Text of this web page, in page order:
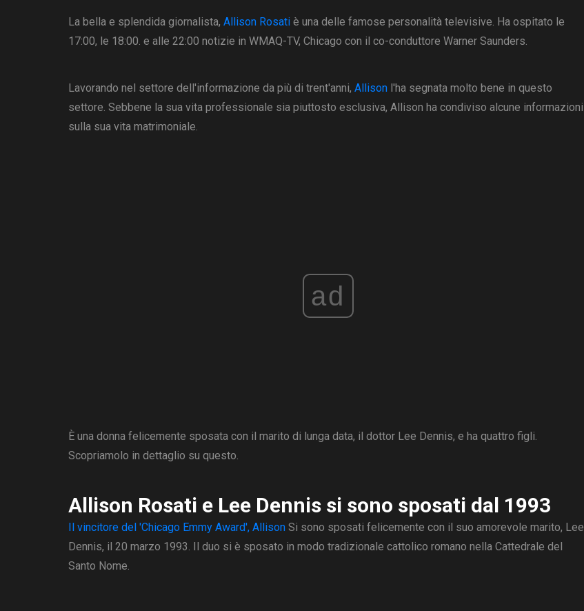
La bella e splendida giornalista, Allison Rosati è una delle famose personalità televisive. Ha ospitato le
17:00, le 18:00. e alle 22:00 notizie in WMAQ-TV, Chicago con il co-conduttore Warner Saunders.
Lavorando nel settore dell'informazione da più di trent'anni, Allison l'ha segnata molto bene in questo
settore. Sebbene la sua vita professionale sia piuttosto esclusiva, Allison ha condiviso alcune informazioni
sulla sua vita matrimoniale.
ad
È una donna felicemente sposata con il marito di lunga data, il dottor Lee Dennis, e ha quattro figli.
Scopriamolo in dettaglio su questo.
Allison Rosati e Lee Dennis si sono sposati dal 1993
Il vincitore del 'Chicago Emmy Award', Allison Si sono sposati felicemente con il suo amorevole marito, Lee
Dennis, il 20 marzo 1993. Il duo si è sposato in modo tradizionale cattolico romano nella Cattedrale del
Santo Nome.